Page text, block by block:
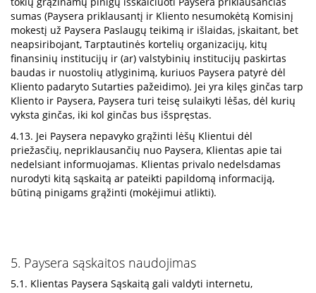
sumas (Paysera priklausantį ir Kliento nesumokėtą Komisinį
mokestį už Paysera Paslaugų teikimą ir išlaidas, įskaitant, bet
neapsiribojant, Tarptautinės kortelių organizacijų, kitų
finansinių institucijų ir (ar) valstybinių institucijų paskirtas
baudas ir nuostolių atlyginimą, kuriuos Paysera patyrė dėl
Kliento padaryto Sutarties pažeidimo). Jei yra kilęs ginčas tarp
Kliento ir Paysera, Paysera turi teisę sulaikyti lėšas, dėl kurių
vyksta ginčas, iki kol ginčas bus išspręstas.
4.13. Jei Paysera nepavyko grąžinti lėšų Klientui dėl
priežasčių, nepriklausančių nuo Paysera, Klientas apie tai
nedelsiant informuojamas. Klientas privalo nedelsdamas
nurodyti kitą sąskaitą ar pateikti papildomą informaciją,
būtiną pinigams grąžinti (mokėjimui atlikti).
5. Paysera sąskaitos naudojimas
5.1. Klientas Paysera Sąskaitą gali valdyti internetu,